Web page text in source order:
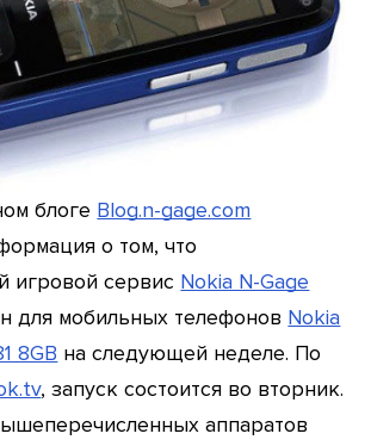
блоге Blog.n-gage.com
о том, что
игровой сервис Nokia N-Gage
для мобильных телефонов Nokia
8GB на следующей неделе. По
, запуск состоится во вторник.
аппаратов